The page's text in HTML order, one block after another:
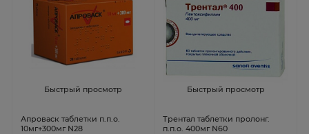
Быстрый просмотр
Апроваск таблетки п.п.о.
10мг+300мг N28
Быстрый просмотр
Трентал таблетки пролонг.
п.п.о. 400мг N60